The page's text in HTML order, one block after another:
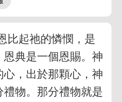
比起祂的憐憫，是
典是一個恩賜。神
，出於那顆心，神
物。那分禮物就是